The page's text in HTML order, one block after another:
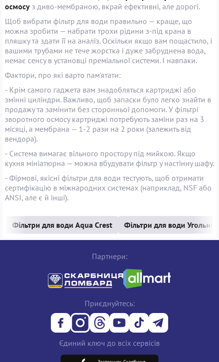
осмосу з диво-мембраною, вкрай ефективні, але дорогі.
Щоб вибрати фільтр для води правильно — краще, що
можна зробити — набрати трохи рідини з-під крана в
пляшку та здати її на аналіз. Оскільки якщо вам пощастило, і
вашими трубами не тече жорстка і дуже забруднена вода,
немає сенсу в установці преміальної системи. І навпаки.
Фактори, про які варто пам'ятати:
- Крім самого гаджета вам знадобляться картриджі або
змінні циліндри. Важливо, щоб запаски було легко знайти в
продажу та замінити без сторонньої допомоги. У фільтрі
зворотного осмосу картриджі потребують заміни раз на 3
місяці, а мембрана — 1-2 рази на 2 роки (залежить від
вендора).
- Система вимагає вільного простору під мийкою. Якщо
кухня мініатюрна — можна вбудувати фільтр у настінну шафу.
- Фірмові, якісні фільтри для води тестують, щоб отримати
сертифікацію в міжнародних системах (наприклад, NSF або
ANSI, але є й інші).
Фільтри для води Aqua Crest Фільтри для води Угольний
Партнери:
Приєднуйтесь:
Єдиний ключ до всіх сервісів